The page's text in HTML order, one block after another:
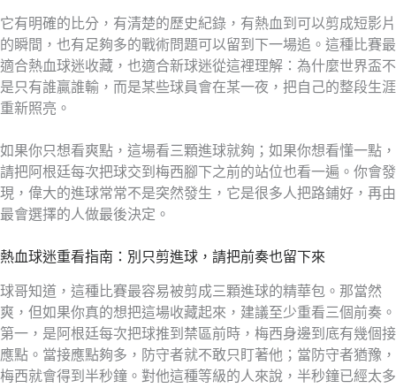
它有明確的比分，有清楚的歷史紀錄，有熱血到可以剪成短影片
的瞬間，也有足夠多的戰術問題可以留到下一場追。這種比賽最
適合熱血球迷收藏，也適合新球迷從這裡理解：為什麼世界盃不
是只有誰贏誰輸，而是某些球員會在某一夜，把自己的整段生涯
重新照亮。
如果你只想看爽點，這場看三顆進球就夠；如果你想看懂一點，
請把阿根廷每次把球交到梅西腳下之前的站位也看一遍。你會發
現，偉大的進球常常不是突然發生，它是很多人把路鋪好，再由
最會選擇的人做最後決定。
熱血球迷重看指南：別只剪進球，請把前奏也留下來
球哥知道，這種比賽最容易被剪成三顆進球的精華包。那當然
爽，但如果你真的想把這場收藏起來，建議至少重看三個前奏。
第一，是阿根廷每次把球推到禁區前時，梅西身邊到底有幾個接
應點。當接應點夠多，防守者就不敢只盯著他；當防守者猶豫，
梅西就會得到半秒鐘。對他這種等級的人來說，半秒鐘已經太多